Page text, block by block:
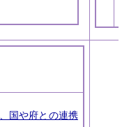
国や府との連携